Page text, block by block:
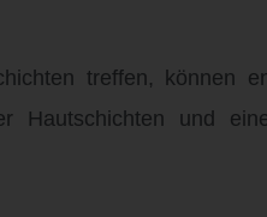
treffen, können
und